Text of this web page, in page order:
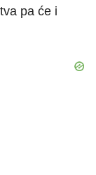
pa će i